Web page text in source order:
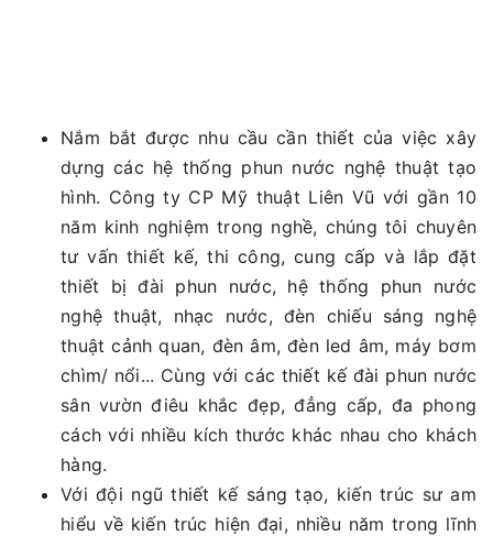
Nắm bắt được nhu cầu cần thiết của việc xây
dựng các hệ thống phun nước nghệ thuật tạo
hình. Công ty CP Mỹ thuật Liên Vũ với gần 10
năm kinh nghiệm trong nghề, chúng tôi chuyên
tư vấn thiết kế, thi công, cung cấp và lắp đặt
thiết bị đài phun nước, hệ thống phun nước
nghệ thuật, nhạc nước, đèn chiếu sáng nghệ
thuật cảnh quan, đèn âm, đèn led âm, máy bơm
chìm/ nổi... Cùng với các thiết kế đài phun nước
sân vườn điêu khắc đẹp, đẳng cấp, đa phong
cách với nhiều kích thước khác nhau cho khách
hàng.
Với đội ngũ thiết kế sáng tạo, kiến trúc sư am
hiểu về kiến trúc hiện đại, nhiều năm trong lĩnh